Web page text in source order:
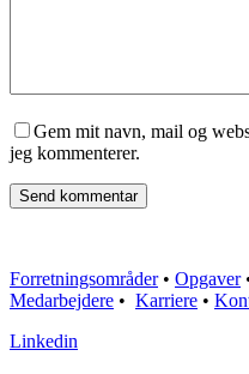
Gem mit navn, mail og
jeg kommenterer.
Send kommentar
Forretningsområder• Opgaver
Medarbejdere • Karriere •
Linkedin